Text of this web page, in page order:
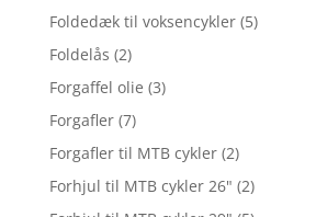
Foldedæk til voksencykler (5)
Foldelås (2)
Forgaffel olie (3)
Forgafler (7)
Forgafler til MTB cykler (2)
Forhjul til MTB cykler 26" (2)